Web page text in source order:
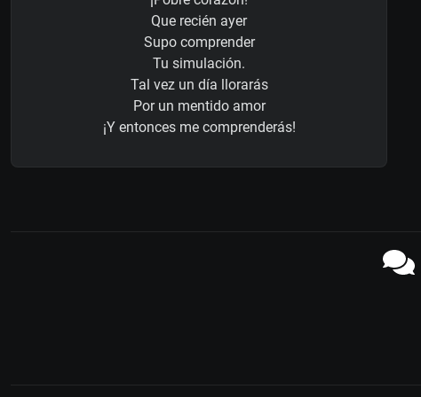
Que recién ayer
Supo comprender
Tu simulación.
Tal vez un día llorarás
Por un mentido amor
¡Y entonces me comprenderás!